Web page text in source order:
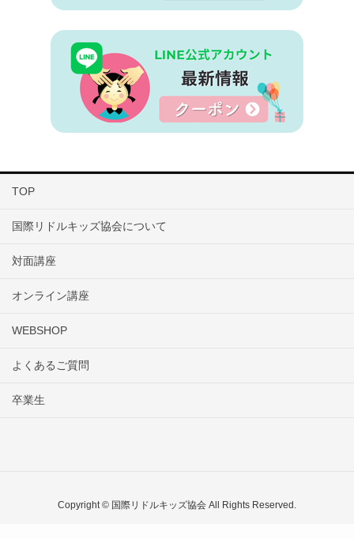
TOP
国際リドルキッズ協会について
対面講座
オンライン講座
WEBSHOP
よくあるご質問
卒業生
Copyright © 国際リドルキッズ協会 All Rights Reserved.